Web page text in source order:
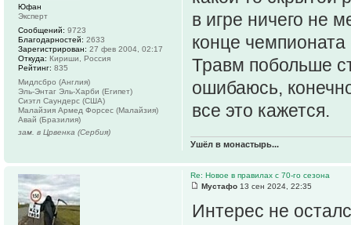
в игре ничего не
конце чемпионата
Травм побольше
ошибаюсь,
все это кажется.
Ушёл в монастырь...
Юфан
Эксперт
Сообщений: 9723
Благодарностей: 2633
Зарегистрирован: 27 фев 2004, 02:17
Откуда: Кириши, Россия
Рейтинг: 835
Мидлсбро (Англия)
Эль-Энтаг Эль-Харби (Египет)
Сиэтл Саундерс (США)
Малайзия Армед Форсес (Малайзия)
Авай (Бразилия)
зам. в Црвенка (Сербия)
Re: Новое в правилах с 70-го сезона
Мустафо 13 сен 2024, 22:35
Интерес не